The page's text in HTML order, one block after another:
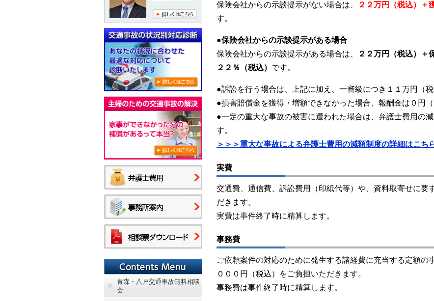
保険会社からの示談提示がない場合は、
２２万円（税込）＋
す。
●保険会社からの示談提示がある場合
保険会社からの示談提示がある場合は、
２２万円（税込）＋
２２％（税込） です。
●訴訟を行う場合は、上記に加え、一審級につき１１万円（税
●損害賠償金を獲得・増額できなかった場合、報酬金は０円（
●一定の重大な事故の被害に遭われた場合は、弁護士費用の
す。
＞＞＞重大な事故による弁護士費用の減額制度の詳細はこち
実費
交通費、通信費、訴訟費用（印紙代等）や、資料取寄せに要
だきます。
実費は事件終了時に精算します。
事務費
ご依頼案件の対応のために発生する諸経費に充当する定額の
０００円（税込）をご負担いただきます。
事務費は事件終了時に精算します。
青森・八戸交通事故無料相談
会